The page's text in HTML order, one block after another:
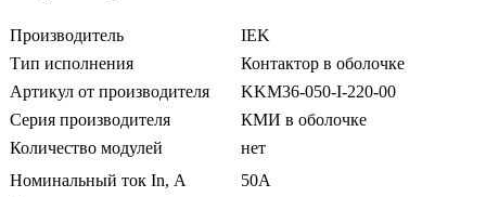
Производитель
IEK
Тип исполнения
Контактор в оболочке
Артикул от производителя
KKM36-050-I-220-00
Серия производителя
КМИ в оболочке
Количество модулей
нет
Номинальный ток In, А
50А